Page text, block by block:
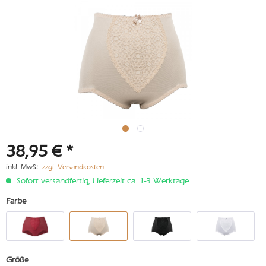
38,95 € *
inkl. MwSt. zzgl. Versandkosten
Sofort versandfertig, Lieferzeit ca. 1-3 Werktage
Farbe
Größe